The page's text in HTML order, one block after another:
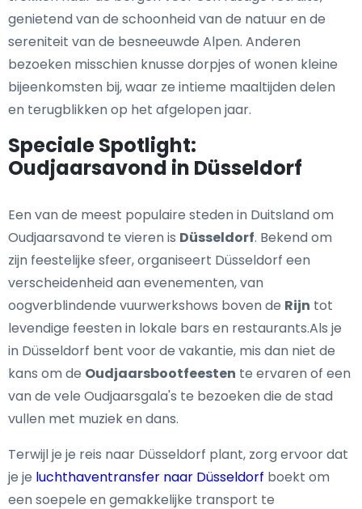
genietend van de schoonheid van de natuur en de
sereniteit van de besneeuwde Alpen. Anderen
bezoeken misschien knusse dorpjes of wonen kleine
bijeenkomsten bij, waar ze intieme maaltijden delen
en terugblikken op het afgelopen jaar.
Speciale Spotlight:
Oudjaarsavond in Düsseldorf
Een van de meest populaire steden in Duitsland om
Oudjaarsavond te vieren is Düsseldorf. Bekend om
zijn feestelijke sfeer, organiseert Düsseldorf een
verscheidenheid aan evenementen, van
oogverblindende vuurwerkshows boven de Rijn tot
levendige feesten in lokale bars en restaurants.Als je
in Düsseldorf bent voor de vakantie, mis dan niet de
kans om de Oudjaarsbootfeesten te ervaren of een
van de vele Oudjaarsgala's te bezoeken die de stad
vullen met muziek en dans.
Terwijl je je reis naar Düsseldorf plant, zorg ervoor dat
je je luchthaventransfer naar Düsseldorf boekt om
een soepele en gemakkelijke transport te